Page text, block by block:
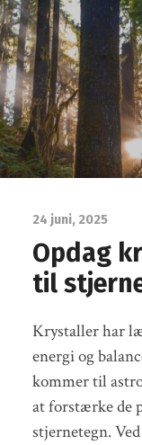
24 juni, 2025
Opdag
til
Krystaller har
energi og
kommer til
at forstærke de
stjernetegn.